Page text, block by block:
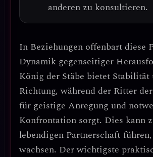
anderen zu konsultieren.
In Beziehungen offenbart diese
Dynamik gegenseitiger
König der Stäbe bietet Stabilität
Richtung, während der Ritter
für geistige Anregung und
Konfrontation sorgt. Dies kann
lebendigen Partnerschaft
wachsen. Der wichtigste